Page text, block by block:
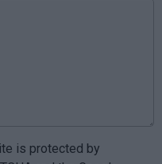
is protected by